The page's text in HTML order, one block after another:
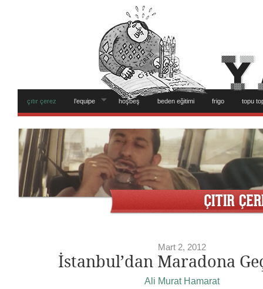
çıtır çerez l’equipe hoşbeş beden eğitimi frigo topu
Mart 2, 2012
İstanbul’dan Maradona
Ali Murat Hamarat